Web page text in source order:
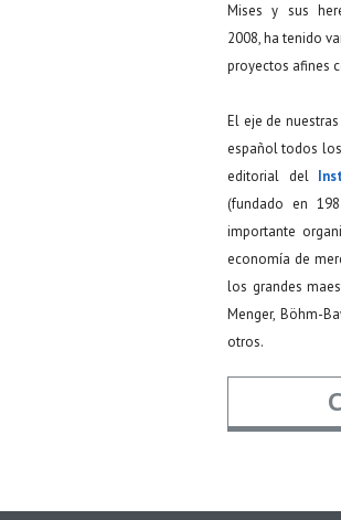
Mises y sus
2008, ha tenido
proyectos afines
El eje de
español todos
editorial del
(fundado en
importante
economía de
los grandes
Menger, Böhm-
otros.